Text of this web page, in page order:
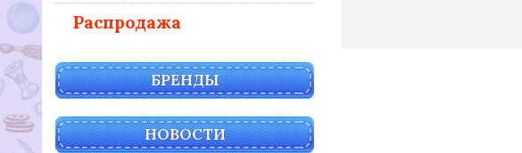
Распродажа
БРЕНДЫ
НОВОСТИ